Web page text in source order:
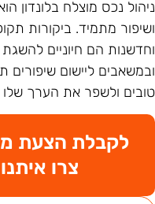
נכס מוצלח בלונדון
מתמיד. ביקורות
הם חיוניים
ליישום שיפורים
ולשפר את הערך שלו
לקבלת הצעת
צרו